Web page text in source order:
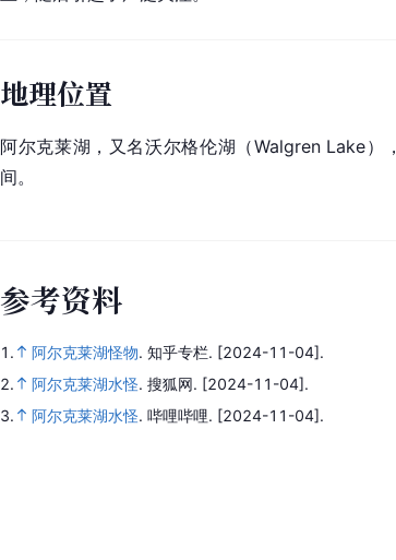
地理位置
阿尔克莱湖，又名沃尔格伦湖（Walgren Lake），
间。
参考资料
1. 阿尔克莱湖怪物. 知乎专栏. [2024-11-04].
2.
阿尔克莱湖水怪. 搜狐网. [2024-11-04].
3.
阿尔克莱湖水怪. 哔哩哔哩. [2024-11-04].